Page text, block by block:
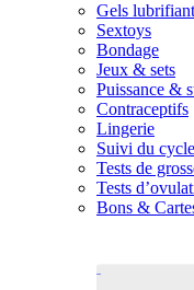
Gels
Sextoys
Bondage
Jeux & sets
Puissance &
Contraceptifs
Lingerie
Suivi du cycle
Tests de
Tests
Bons &